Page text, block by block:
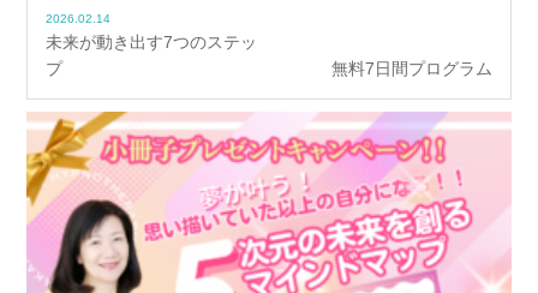
2026.02.14
未来が動き出す7つのステッ
プ 無料7日間プログラム